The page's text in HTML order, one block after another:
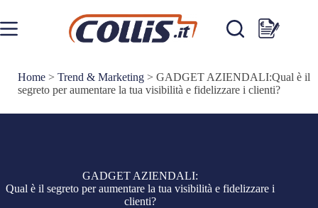
contenuto
Carrello
Home > Trend & Marketing > GADGET AZIENDALI:Qual è il
segreto per aumentare la tua visibilità e fidelizzare i clienti?
GADGET AZIENDALI:
Qual è il segreto per aumentare la tua visibilità e fidelizzare i
clienti?